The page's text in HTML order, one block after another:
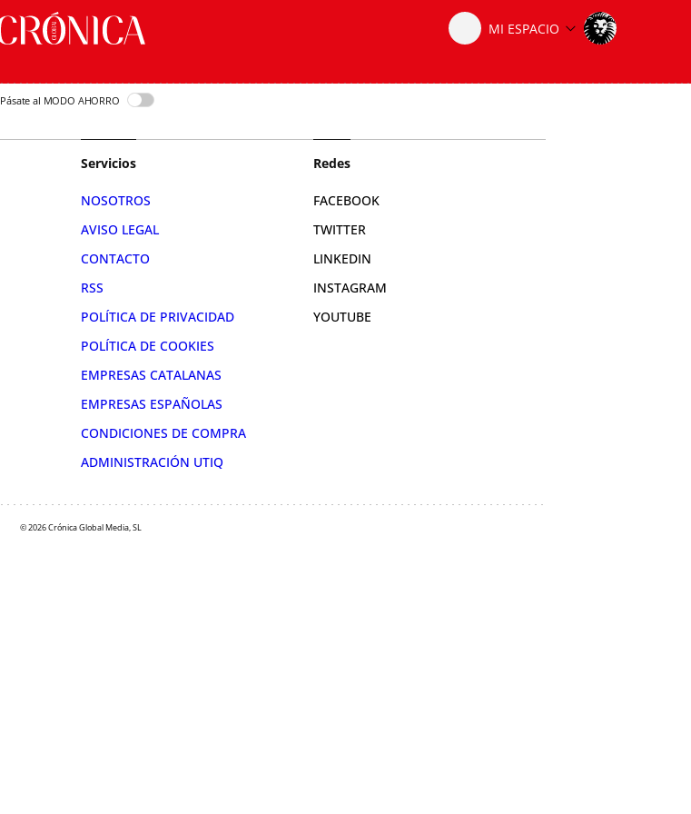
Pásate al MODO AHORRO
Servicios
NOSOTROS
AVISO LEGAL
CONTACTO
RSS
POLÍTICA DE PRIVACIDAD
POLÍTICA DE COOKIES
EMPRESAS CATALANAS
EMPRESAS ESPAÑOLAS
CONDICIONES DE COMPRA
ADMINISTRACIÓN UTIQ
Redes
FACEBOOK
TWITTER
LINKEDIN
INSTAGRAM
YOUTUBE
© 2026 Crónica Global Media, SL